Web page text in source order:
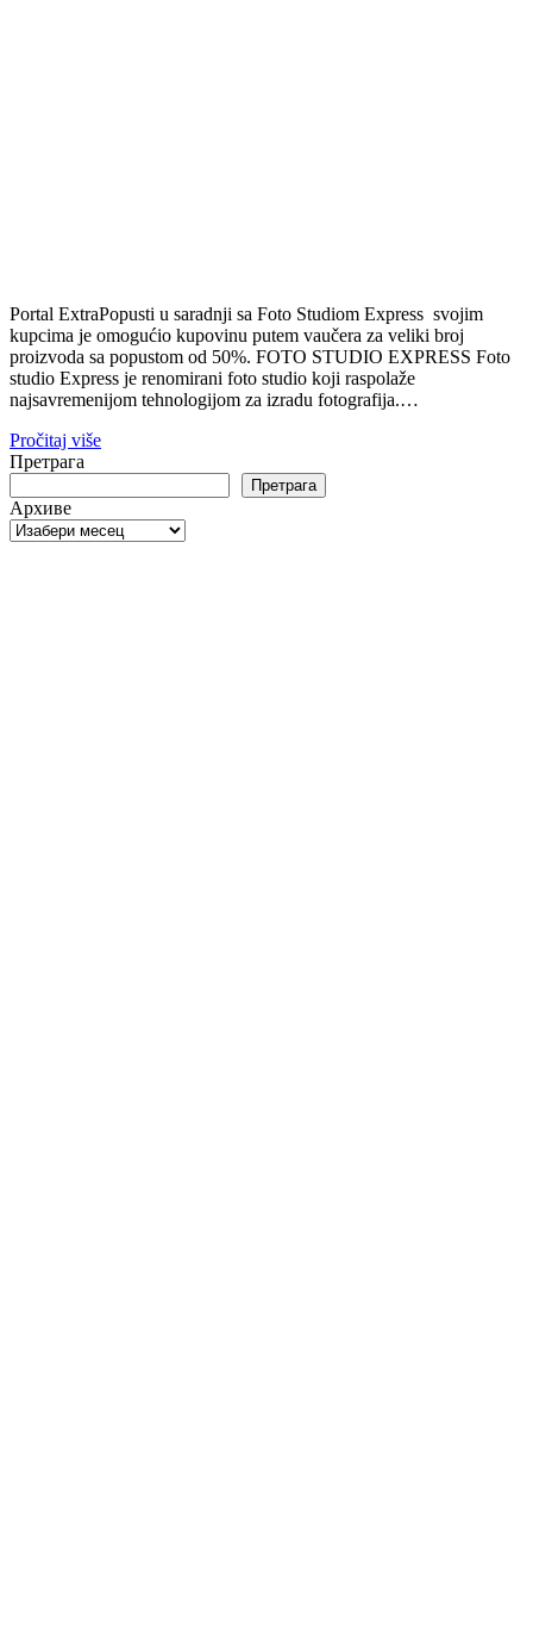
Portal ExtraPopusti u saradnji sa Foto Studiom Express svojim
kupcima je omogućio kupovinu putem vaučera za veliki broj
proizvoda sa popustom od 50%. FOTO STUDIO EXPRESS Foto
studio Express je renomirani foto studio koji raspolaže
najsavremenijom tehnologijom za izradu fotografija.…
Pročitaj više
Претрага
Претрага
Архиве